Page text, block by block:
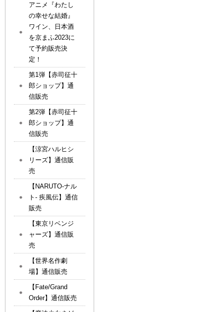
アニメ『わたし
の幸せな結婚』
ワイン、日本酒
を京まふ2023に
て予約販売決
定！
第1弾【赤司征十
郎ショップ】通
信販売
第2弾【赤司征十
郎ショップ】通
信販売
【涼宮ハルヒシ
リーズ】通信販
売
【NARUTO-ナル
ト- 疾風伝】通信
販売
【東京リベンジ
ャーズ】通信販
売
【世界名作劇
場】通信販売
【Fate/Grand
Order】通信販売